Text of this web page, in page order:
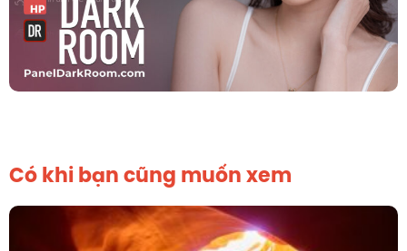
Có khi bạn cũng muốn xem